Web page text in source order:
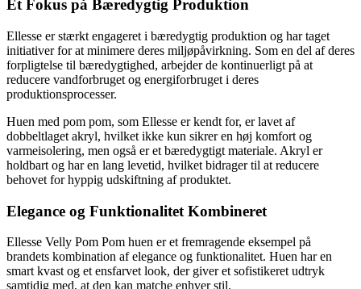
Et Fokus på Bæredygtig Produktion
Ellesse er stærkt engageret i bæredygtig produktion og har taget
initiativer for at minimere deres miljøpåvirkning. Som en del af deres
forpligtelse til bæredygtighed, arbejder de kontinuerligt på at
reducere vandforbruget og energiforbruget i deres
produktionsprocesser.
Huen med pom pom, som Ellesse er kendt for, er lavet af
dobbeltlaget akryl, hvilket ikke kun sikrer en høj komfort og
varmeisolering, men også er et bæredygtigt materiale. Akryl er
holdbart og har en lang levetid, hvilket bidrager til at reducere
behovet for hyppig udskiftning af produktet.
Elegance og Funktionalitet Kombineret
Ellesse Velly Pom Pom huen er et fremragende eksempel på
brandets kombination af elegance og funktionalitet. Huen har en
smart kvast og et ensfarvet look, der giver et sofistikeret udtryk
samtidig med, at den kan matche enhver stil.